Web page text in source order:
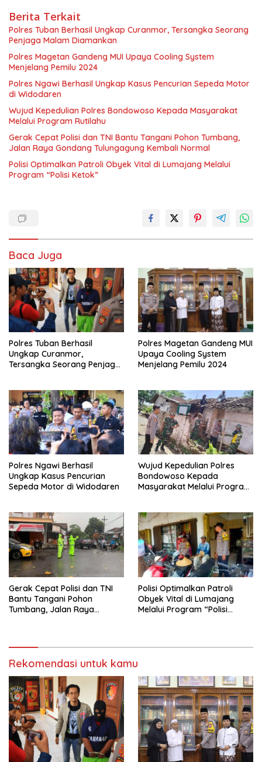
Berita Terkait
Polres Tuban Berhasil Ungkap Curanmor, Tersangka Seorang
Penjaga Malam Diamankan
Polres Magetan Gandeng MUI Upaya Cooling System
Menjelang Pemilu 2024
Polres Ngawi Berhasil Ungkap Kasus Pencurian Sepeda Motor
di Widodaren
Wujud Kepedulian Polres Bondowoso Kepada Masyarakat
Melalui Program Rutilahu
Gerak Cepat Polisi dan TNI Bantu Tangani Pohon Tumbang,
Jalan Raya Gondang Tulungagung Kembali Normal
Polisi Optimalkan Patroli Obyek Vital di Lumajang Melalui
Program “Polisi Ketok”
Baca Juga
Polres Tuban Berhasil
Ungkap Curanmor,
Tersangka Seorang Penjaga
Polres Magetan Gandeng MUI
Upaya Cooling System
Menjelang Pemilu 2024
Polres Ngawi Berhasil
Ungkap Kasus Pencurian
Sepeda Motor di Widodaren
Wujud Kepedulian Polres
Bondowoso Kepada
Masyarakat Melalui Program
Gerak Cepat Polisi dan TNI
Bantu Tangani Pohon
Tumbang, Jalan Raya
Polisi Optimalkan Patroli
Obyek Vital di Lumajang
Melalui Program “Polisi
Rekomendasi untuk kamu